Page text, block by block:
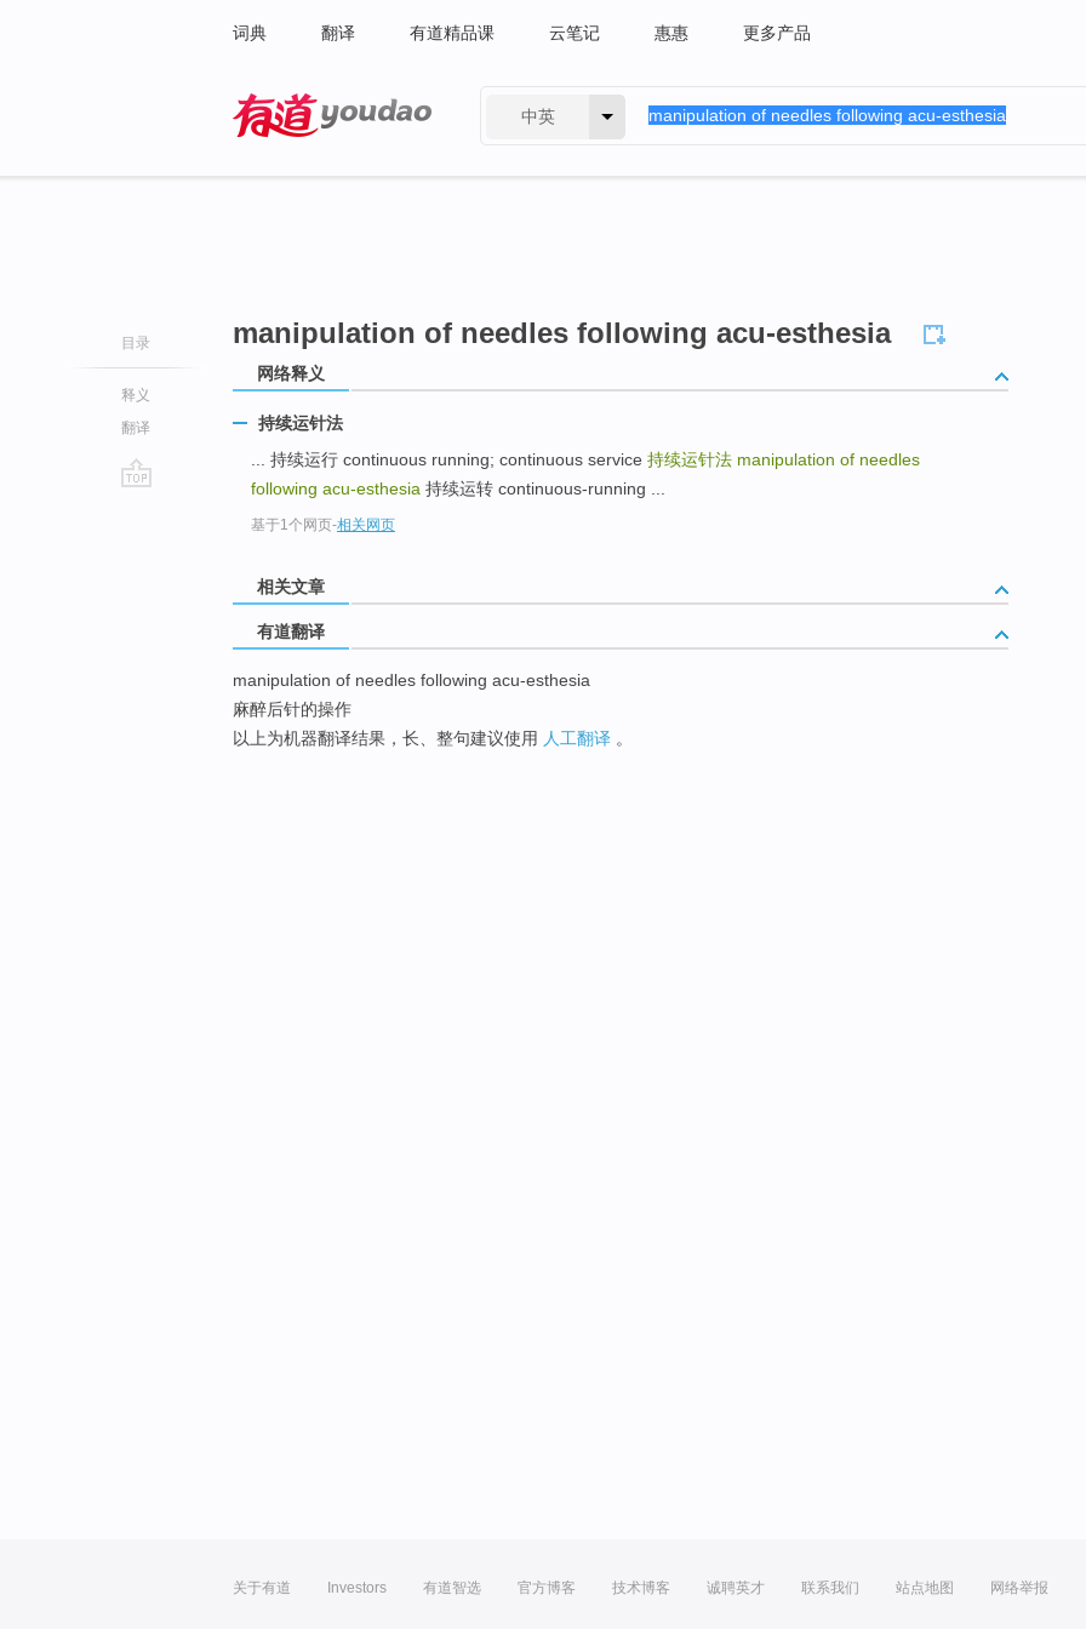
词典 翻译 有道精品课 云笔记 惠惠 更多产品
中英
目录
释义
翻译
manipulation of needles following acu-esthesia
网络释义
持续运针法
... 持续运行 continuous running; continuous service 持续运针法 manipulation of needles
following acu-esthesia 持续运转 continuous-running ...
基于1个网页-相关网页
相关文章
有道翻译
manipulation of needles following acu-esthesia
麻醉后针的操作
以上为机器翻译结果，长、整句建议使用 人工翻译 。
关于有道 Investors 有道智选 官方博客 技术博客 诚聘英才 联系我们 站点地图 网络举报